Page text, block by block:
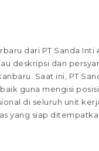
dari PT Sanda Inti
deskripsi dan
Saat ini, PT
guna mengisi
di seluruh unit
yang siap